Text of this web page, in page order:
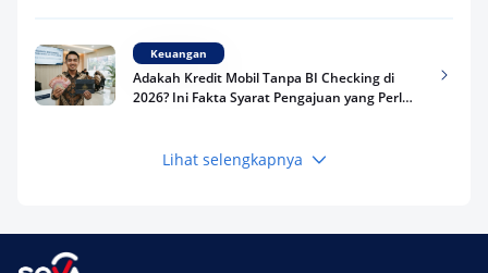
Keuangan
Adakah Kredit Mobil Tanpa BI Checking di
2026? Ini Fakta Syarat Pengajuan yang Perlu
Keuangan
Terpercaya
Lihat selengkapnya